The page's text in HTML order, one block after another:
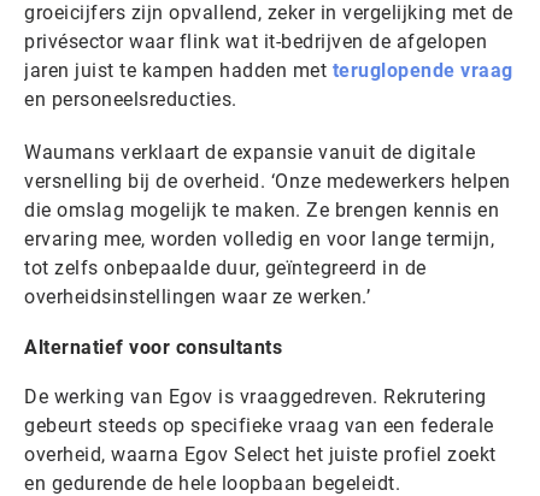
groeicijfers zijn opvallend, zeker in vergelijking met de
privésector waar flink wat it-bedrijven de afgelopen
jaren juist te kampen hadden met teruglopende vraag
en personeelsreducties.
Waumans verklaart de expansie vanuit de digitale
versnelling bij de overheid. ‘Onze medewerkers helpen
die omslag mogelijk te maken. Ze brengen kennis en
ervaring mee, worden volledig en voor lange termijn,
tot zelfs onbepaalde duur, geïntegreerd in de
overheidsinstellingen waar ze werken.’
Alternatief voor consultants
De werking van Egov is vraaggedreven. Rekrutering
gebeurt steeds op specifieke vraag van een federale
overheid, waarna Egov Select het juiste profiel zoekt
en gedurende de hele loopbaan begeleidt.